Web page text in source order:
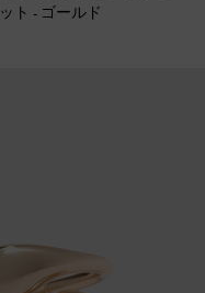
ト - ゴールド